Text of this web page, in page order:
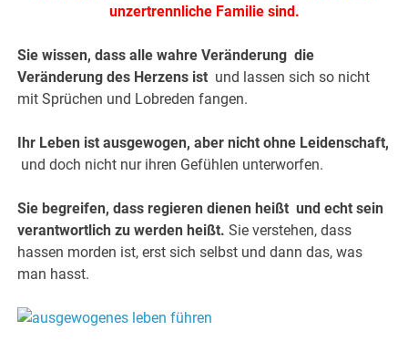
unzertrennliche Familie sind.
Sie wissen, dass alle wahre Veränderung die
Veränderung des Herzens ist und lassen sich so nicht
mit Sprüchen und Lobreden fangen.
Ihr Leben ist ausgewogen, aber nicht ohne Leidenschaft,
und doch nicht nur ihren Gefühlen unterworfen.
Sie begreifen, dass regieren dienen heißt und echt sein
verantwortlich zu werden heißt. Sie verstehen, dass
hassen morden ist, erst sich selbst und dann das, was
man hasst.